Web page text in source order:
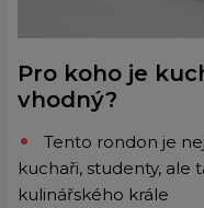
Pro koho je
vhodný?
Tento rondon je
kuchaři, studenty, ale
kulinářského krále